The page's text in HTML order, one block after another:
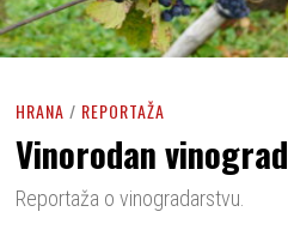
HRANA / REPORTAŽA
Vinorodan vinograd
Reportaža o vinogradarstvu.